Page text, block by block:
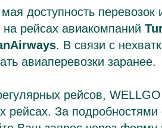
доступность
рейсах авиакомпаний
. В связи с
авиаперевозки заранее.
рейсов,
рейсах. За подробностями